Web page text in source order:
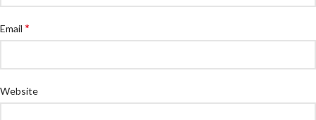
Email *
Website